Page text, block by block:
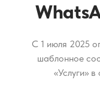
С 1 июля 2025
шаблонное
«Услуги»